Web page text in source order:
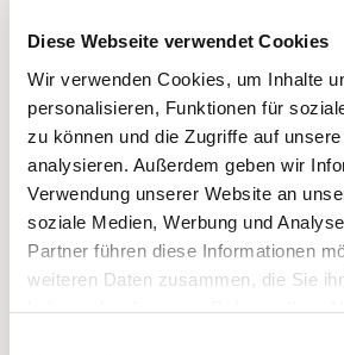
Diese Webseite verwendet Cookies
Wir verwenden Cookies, um Inhalte
personalisieren, Funktionen für
zu können und die Zugriffe auf
analysieren. Außerdem geben wir
Verwendung unserer Website an
soziale Medien, Werbung und
Partner führen diese Informationen
weiteren Daten zusammen, die Sie
Stella Maris Kirche, Binz,
2, 18609 Binz